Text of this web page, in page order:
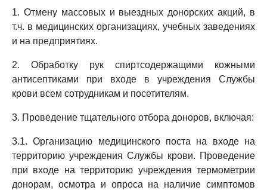
1. Отмену массовых и выездных донорских акций, в
т.ч. в медицинских организациях, учебных заведениях
и на предприятиях.
2. Обработку рук спиртсодержащими кожными
антисептиками при входе в учреждения Службы
крови всем сотрудникам и посетителям.
3. Проведение тщательного отбора доноров, включая:
3.1. Организацию медицинского поста на входе на
территорию учреждения Службы крови. Проведение
при входе на территорию учреждения термометрии
донорам, осмотра и опроса на наличие симптомов